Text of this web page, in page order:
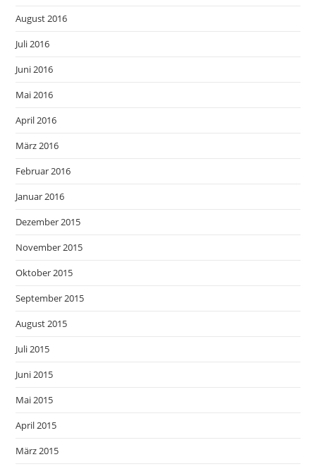
August 2016
Juli 2016
Juni 2016
Mai 2016
April 2016
März 2016
Februar 2016
Januar 2016
Dezember 2015
November 2015
Oktober 2015
September 2015
August 2015
Juli 2015
Juni 2015
Mai 2015
April 2015
März 2015